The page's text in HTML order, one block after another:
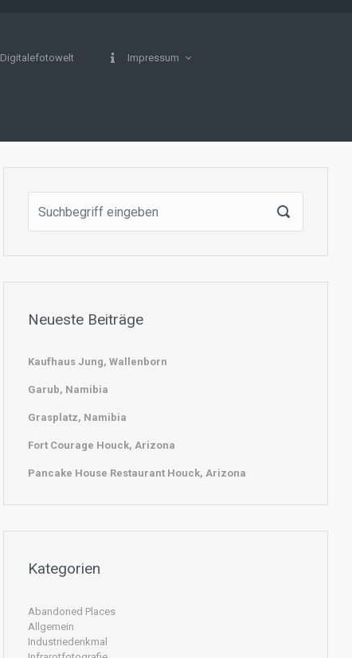
Digitalefotowelt Impressum
Neueste Beiträge
Kaufhaus Jung, Wallenborn
Garub, Namibia
Grasplatz, Namibia
Fort Courage Houck, Arizona
Pancake House Restaurant Houck, Arizona
Kategorien
Abandoned Places
Allgemein
Industriedenkmal